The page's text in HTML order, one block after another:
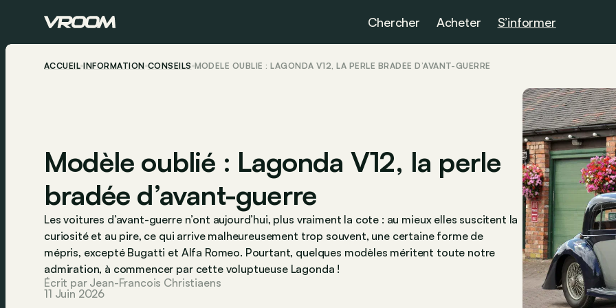
Chercher Acheter S’informer
ACCUEIL INFORMATION CONSEILS MODÈLE OUBLIÉ : LAGONDA V12, LA PERLE BRADÉE D’AVANT-GUERRE
Modèle oublié : Lagonda V12, la perle
bradée d’avant-guerre
Les voitures d’avant-guerre n’ont aujourd’hui, plus vraiment la cote : au mieux elles suscitent la
curiosité et au pire, ce qui arrive malheureusement trop souvent, une certaine forme de
mépris, excepté Bugatti et Alfa Romeo. Pourtant, quelques modèles méritent toute notre
admiration, à commencer par cette voluptueuse Lagonda !
Écrit par Jean-Francois Christiaens
11 Juin 2026